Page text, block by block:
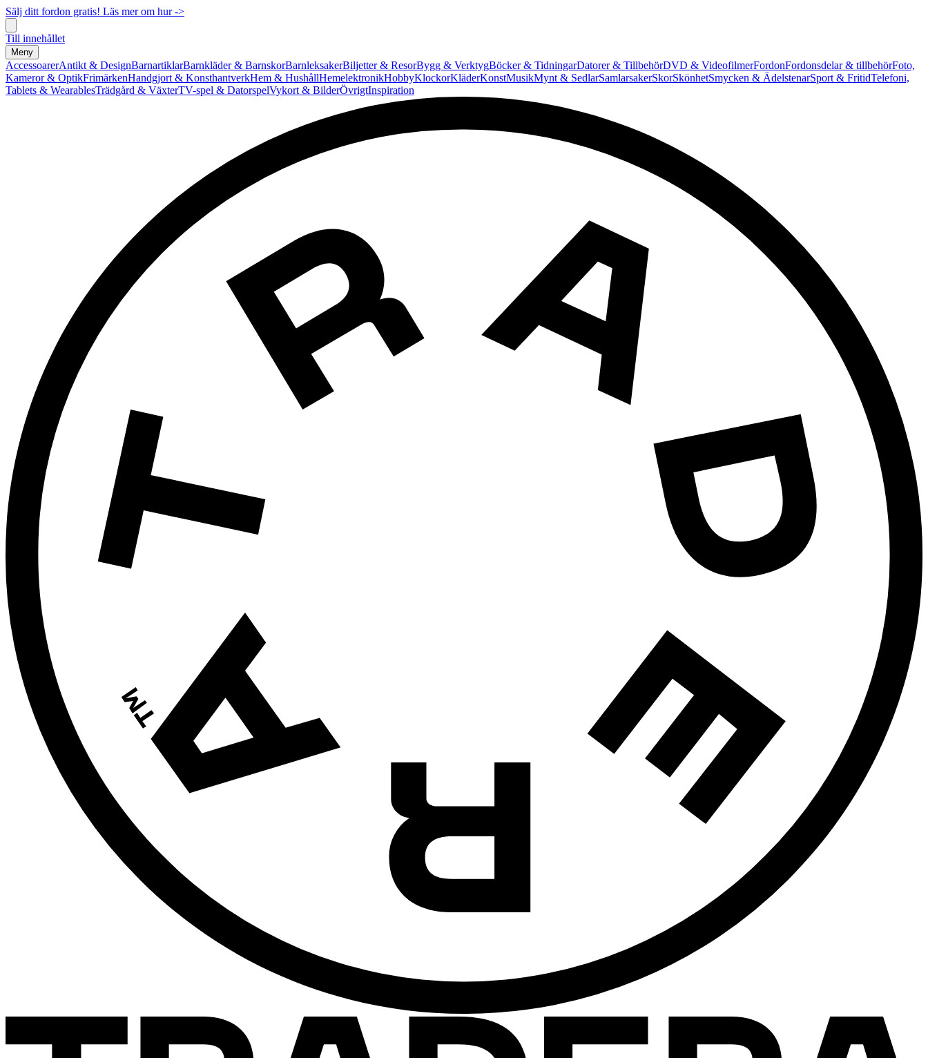
Sälj ditt fordon gratis! Läs mer om hur ->
Till innehållet
Meny
AccessoarerAntikt & DesignBarnartiklarBarnkläder & BarnskorBarnleksakerBiljetter & ResorBygg & VerktygBöcker & TidningarDatorer & TillbehörDVD & VideofilmerFordonFordonsdelar & tillbehörFoto,
Kameror & OptikFrimärkenHandgjort & KonsthantverkHem & HushållHemelektronikHobbyKlockorKläderKonstMusikMynt & SedlarSamlarsakerSkorSkönhetSmycken & ÄdelstenarSport & FritidTelefoni,
Tablets & WearablesTrädgård & VäxterTV-spel & DatorspelVykort & BilderÖvrigtInspiration